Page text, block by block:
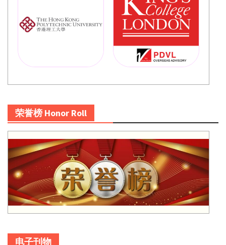
荣誉榜 Honor Roll
电子刊物